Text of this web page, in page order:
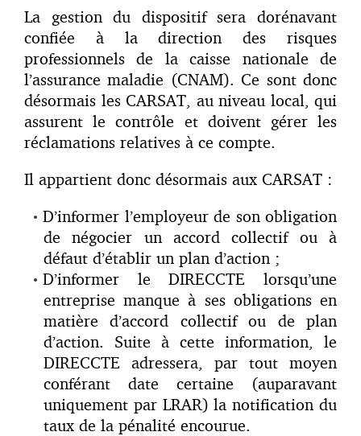
La gestion du dispositif sera dorénavant
confiée à la direction des risques
professionnels de la caisse nationale de
l’assurance maladie (CNAM). Ce sont donc
désormais les CARSAT, au niveau local, qui
assurent le contrôle et doivent gérer les
réclamations relatives à ce compte.
Il appartient donc désormais aux CARSAT :
D’informer l’employeur de son obligation
de négocier un accord collectif ou à
défaut d’établir un plan d’action ;
D’informer le DIRECCTE lorsqu’une
entreprise manque à ses obligations en
matière d’accord collectif ou de plan
d’action. Suite à cette information, le
DIRECCTE adressera, par tout moyen
conférant date certaine (auparavant
uniquement par LRAR) la notification du
taux de la pénalité encourue.